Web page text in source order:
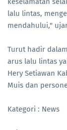
lalu lintas,
mendahului,"
Turut hadir
arus lalu lintas
Hery Setiawan
Muis dan
Kategori : News